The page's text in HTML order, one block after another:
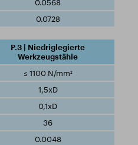
0.0568
0.0728
P.3 | Niedriglegierte
Werkzeugstähle
≤ 1100 N/mm²
1,5xD
0,1xD
36
0.0048